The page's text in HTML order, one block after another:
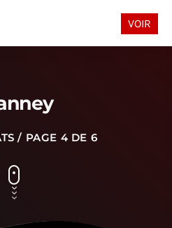
play_arrow
/ PAGE 4 DE 6
VOIR